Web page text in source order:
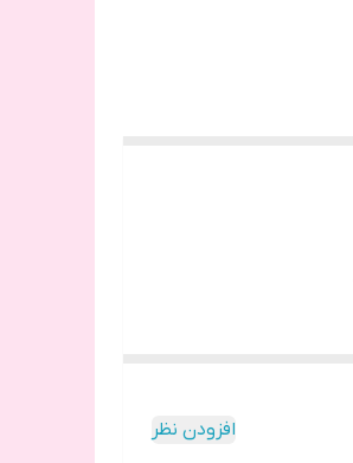
افزودن نظر